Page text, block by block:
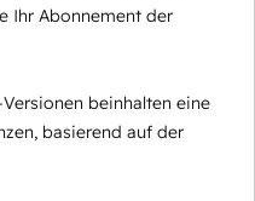
Ihr Abonnement der
beinhalten eine
basierend auf der